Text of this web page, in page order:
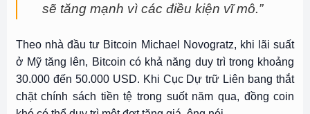
sẽ tăng mạnh vì các điều kiện vĩ mô.”
Theo nhà đầu tư Bitcoin Michael Novogratz, khi lãi suất
ở Mỹ tăng lên, Bitcoin có khả năng duy trì trong khoảng
30.000 đến 50.000 USD. Khi Cục Dự trữ Liên bang thắt
chặt chính sách tiền tệ trong suốt năm qua, đồng coin